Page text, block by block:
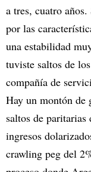
a tres, cuatro
por las
una estabilidad
tuviste saltos de
compañía de
Hay un montón de
saltos de
ingresos
crawling peg del